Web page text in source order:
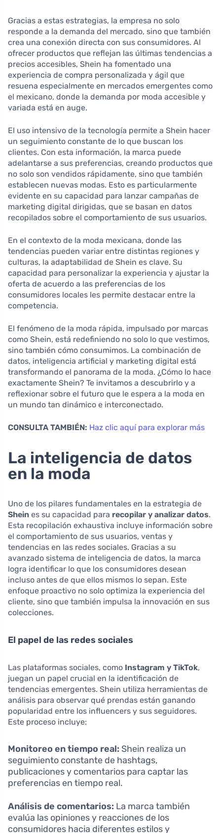
Gracias a estas estrategias, la empresa no solo
responde a la demanda del mercado, sino que también
crea una conexión directa con sus consumidores. Al
ofrecer productos que reflejan las últimas tendencias a
precios accesibles, Shein ha fomentado una
experiencia de compra personalizada y ágil que
resuena especialmente en mercados emergentes como
el mexicano, donde la demanda por moda accesible y
variada está en auge.
El uso intensivo de la tecnología permite a Shein hacer
un seguimiento constante de lo que buscan los
clientes. Con esta información, la marca puede
adelantarse a sus preferencias, creando productos que
no solo son vendidos rápidamente, sino que también
establecen nuevas modas. Esto es particularmente
evidente en su capacidad para lanzar campañas de
marketing digital dirigidas, que se basan en datos
recopilados sobre el comportamiento de sus usuarios.
En el contexto de la moda mexicana, donde las
tendencias pueden variar entre distintas regiones y
culturas, la adaptabilidad de Shein es clave. Su
capacidad para personalizar la experiencia y ajustar la
oferta de acuerdo a las preferencias de los
consumidores locales les permite destacar entre la
competencia.
El fenómeno de la moda rápida, impulsado por marcas
como Shein, está redefiniendo no solo lo que vestimos,
sino también cómo consumimos. La combinación de
datos, inteligencia artificial y marketing digital está
transformando el panorama de la moda. ¿Cómo lo hace
exactamente Shein? Te invitamos a descubrirlo y a
reflexionar sobre el futuro que le espera a la moda en
un mundo tan dinámico e interconectado.
CONSULTA TAMBIÉN: Haz clic aquí para explorar más
La inteligencia de datos
en la moda
Uno de los pilares fundamentales en la estrategia de
Shein es su capacidad para recopilar y analizar datos.
Esta recopilación exhaustiva incluye información sobre
el comportamiento de sus usuarios, ventas y
tendencias en las redes sociales. Gracias a su
avanzado sistema de inteligencia de datos, la marca
logra identificar lo que los consumidores desean
incluso antes de que ellos mismos lo sepan. Este
enfoque proactivo no solo optimiza la experiencia del
cliente, sino que también impulsa la innovación en sus
colecciones.
El papel de las redes sociales
Las plataformas sociales, como Instagram y TikTok,
juegan un papel crucial en la identificación de
tendencias emergentes. Shein utiliza herramientas de
análisis para observar qué prendas están ganando
popularidad entre los influencers y sus seguidores.
Este proceso incluye:
Monitoreo en tiempo real: Shein realiza un
seguimiento constante de hashtags,
publicaciones y comentarios para captar las
preferencias en tiempo real.
Análisis de comentarios: La marca también
evalúa las opiniones y reacciones de los
consumidores hacia diferentes estilos y